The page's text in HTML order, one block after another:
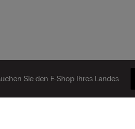
Sie den E-Shop Ihres Landes